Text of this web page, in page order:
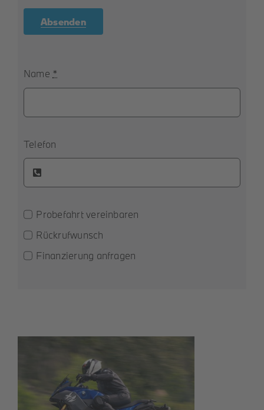
Absenden
Name *
Telefon
Probefahrt vereinbaren
Rückrufwunsch
Finanzierung anfragen